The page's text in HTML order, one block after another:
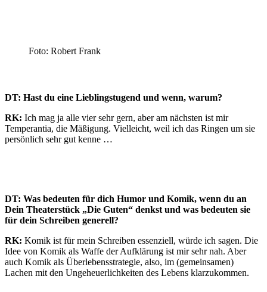
Foto: Robert Frank
DT: Hast du eine Lieblingstugend und wenn, warum?
RK: Ich mag ja alle vier sehr gern, aber am nächsten ist mir
Temperantia, die Mäßigung. Vielleicht, weil ich das Ringen um sie
persönlich sehr gut kenne …
DT: Was bedeuten für dich Humor und Komik, wenn du an
Dein Theaterstück „Die Guten“ denkst und was bedeuten sie
für dein Schreiben generell?
RK: Komik ist für mein Schreiben essenziell, würde ich sagen. Die
Idee von Komik als Waffe der Aufklärung ist mir sehr nah. Aber
auch Komik als Überlebensstrategie, also, im (gemeinsamen)
Lachen mit den Ungeheuerlichkeiten des Lebens klarzukommen.